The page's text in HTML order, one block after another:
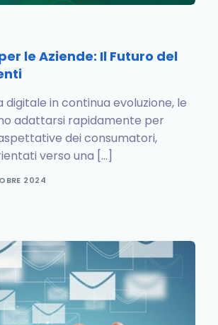
le Aziende: Il Futuro del
digitale in continua evoluzione, le
adattarsi rapidamente per
dei consumatori,
verso una […]
2024